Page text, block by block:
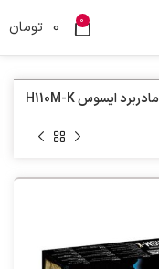
0
0 تومان
مادربرد ایسوس H110M-K